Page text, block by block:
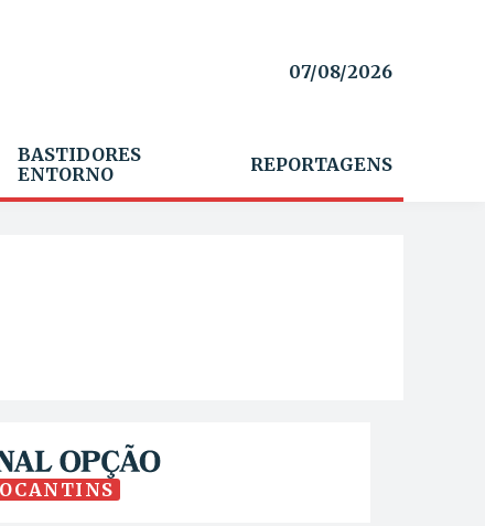
07/08/2026
BASTIDORES
ENTORNO
REPORTAGENS